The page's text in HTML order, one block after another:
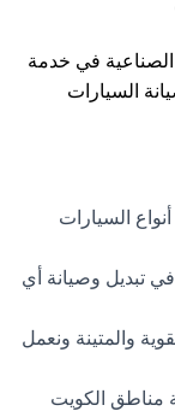
في خدمة
السيارات
السيارات
تبديل وصيانة أي
والمتينة ونعمل
مناطق الكويت